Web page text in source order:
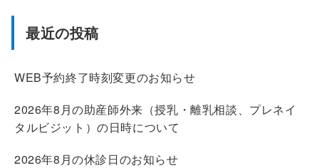
最近の投稿
WEB予約終了時刻変更のお知らせ
2026年8月の助産師外来（授乳・離乳相談、プレネイ
タルビジット）の日時について
2026年8月の休診日のお知らせ